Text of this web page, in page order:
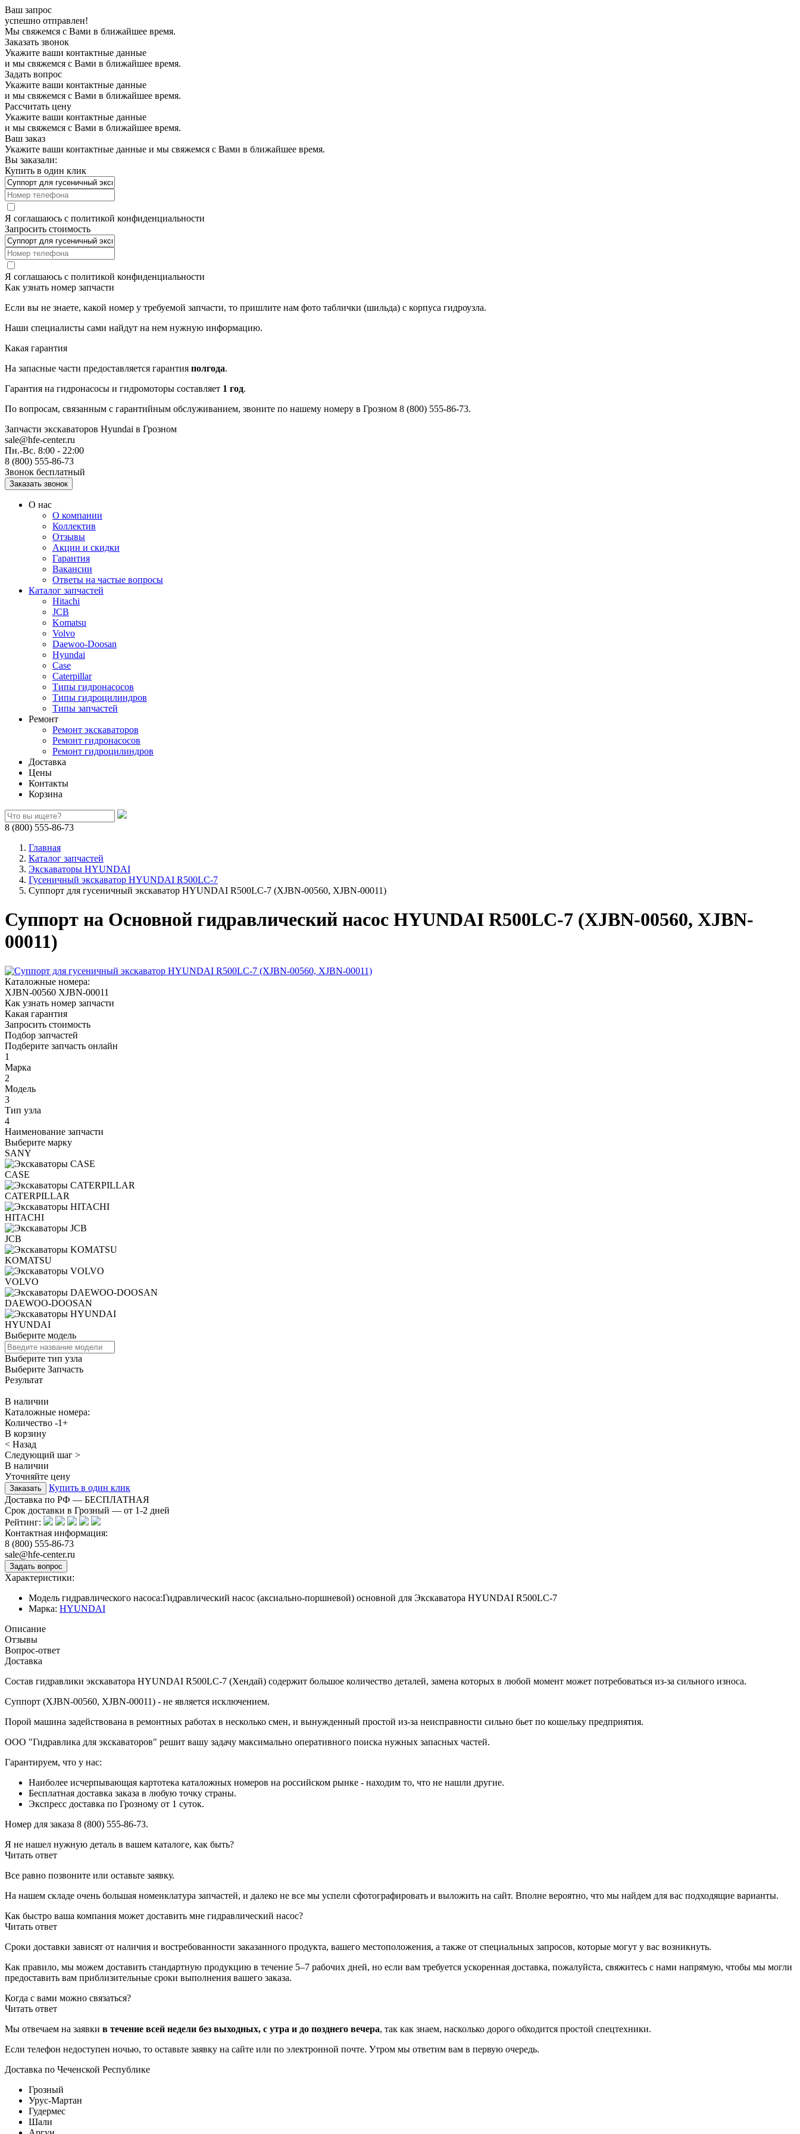
Ваш запрос
успешно отправлен!
Мы свяжемся с Вами в ближайшее время.
Заказать звонок
Укажите ваши контактные данные
и мы свяжемся с Вами в ближайшее время.
Задать вопрос
Укажите ваши контактные данные
и мы свяжемся с Вами в ближайшее время.
Рассчитать цену
Укажите ваши контактные данные
и мы свяжемся с Вами в ближайшее время.
Ваш заказ
Укажите ваши контактные данные и мы свяжемся с Вами в ближайшее время.
Вы заказали:
Купить в один клик
Я соглашаюсь с политикой конфиденциальности
Запросить стоимость
Я соглашаюсь с политикой конфиденциальности
Как узнать номер запчасти
Если вы не знаете, какой номер у требуемой запчасти, то пришлите нам фото таблички (шильда) с корпуса гидроузла.
Наши специалисты сами найдут на нем нужную информацию.
Какая гарантия
На запасные части предоставляется гарантия полгода.
Гарантия на гидронасосы и гидромоторы составляет 1 год.
По вопросам, связанным с гарантийным обслуживанием, звоните по нашему номеру в Грозном 8 (800) 555-86-73.
Запчасти экскаваторов Hyundai в Грозном
sale@hfe-center.ru
Пн.-Вс. 8:00 - 22:00
8 (800) 555-86-73
Звонок бесплатный
О нас
О компании
Коллектив
Отзывы
Акции и скидки
Гарантия
Вакансии
Ответы на частые вопросы
Каталог запчастей
Hitachi
JCB
Komatsu
Volvo
Daewoo-Doosan
Hyundai
Case
Caterpillar
Типы гидронасосов
Типы гидроцилиндров
Типы запчастей
Ремонт
Ремонт экскаваторов
Ремонт гидронасосов
Ремонт гидроцилиндров
Доставка
Цены
Контакты
Корзина
8 (800) 555-86-73
Главная
Каталог запчастей
Экскаваторы HYUNDAI
Гусеничный экскаватор HYUNDAI R500LC-7
Суппорт для гусеничный экскаватор HYUNDAI R500LC-7 (XJBN-00560, XJBN-00011)
Суппорт на Основной гидравлический насос HYUNDAI R500LC-7 (XJBN-00560, XJBN-
00011)
Каталожные номера:
XJBN-00560 XJBN-00011
Как узнать номер запчасти
Какая гарантия
Запросить стоимость
Подбор запчастей
Подберите запчасть онлайн
1
Марка
2
Модель
3
Тип узла
4
Наименование запчасти
Выберите марку
SANY
CASE
CATERPILLAR
HITACHI
JCB
KOMATSU
VOLVO
DAEWOO-DOOSAN
HYUNDAI
Выберите модель
Выберите тип узла
Выберите Запчасть
Результат
В наличии
Каталожные номера:
Количество -1+
В корзину
< Назад
Следующий шаг >
В наличии
Уточняйте цену
Купить в один клик
Доставка по РФ — БЕСПЛАТНАЯ
Срок доставки в Грозный — от 1-2 дней
Рейтинг:
Контактная информация:
8 (800) 555-86-73
sale@hfe-center.ru
Характеристики:
Модель гидравлического насоса:Гидравлический насос (аксиально-поршневой) основной для Экскаватора HYUNDAI R500LC-7
Марка: HYUNDAI
Описание
Отзывы
Вопрос-ответ
Доставка
Состав гидравлики экскаватора HYUNDAI R500LC-7 (Хендай) содержит большое количество деталей, замена которых в любой момент может потребоваться из-за сильного износа.
Суппорт (XJBN-00560, XJBN-00011) - не является исключением.
Порой машина задействована в ремонтных работах в несколько смен, и вынужденный простой из-за неисправности сильно бьет по кошельку предприятия.
ООО "Гидравлика для экскаваторов" решит вашу задачу максимально оперативного поиска нужных запасных частей.
Гарантируем, что у нас:
Наиболее исчерпывающая картотека каталожных номеров на российском рынке - находим то, что не нашли другие.
Бесплатная доставка заказа в любую точку страны.
Экспресс доставка по Грозному от 1 суток.
Номер для заказа 8 (800) 555-86-73.
Я не нашел нужную деталь в вашем каталоге, как быть?
Читать ответ
Все равно позвоните или оставьте заявку.
На нашем складе очень большая номенклатура запчастей, и далеко не все мы успели сфотографировать и выложить на сайт. Вполне вероятно, что мы найдем для вас подходящие варианты.
Как быстро ваша компания может доставить мне гидравлический насос?
Читать ответ
Сроки доставки зависят от наличия и востребованности заказанного продукта, вашего местоположения, а также от специальных запросов, которые могут у вас возникнуть.
Как правило, мы можем доставить стандартную продукцию в течение 5–7 рабочих дней, но если вам требуется ускоренная доставка, пожалуйста, свяжитесь с нами напрямую, чтобы мы могли
предоставить вам приблизительные сроки выполнения вашего заказа.
Когда с вами можно связаться?
Читать ответ
Мы отвечаем на заявки в течение всей недели без выходных, с утра и до позднего вечера, так как знаем, насколько дорого обходится простой спецтехники.
Если телефон недоступен ночью, то оставьте заявку на сайте или по электронной почте. Утром мы ответим вам в первую очередь.
Доставка по Чеченской Республике
Грозный
Урус-Мартан
Гудермес
Шали